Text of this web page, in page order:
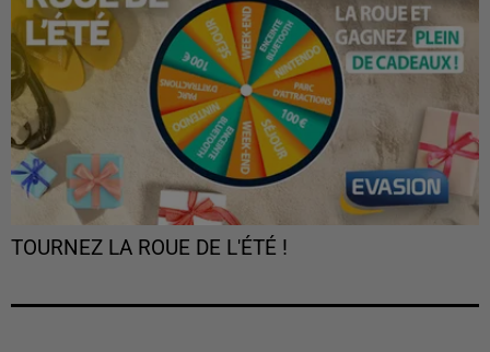
TOURNEZ LA ROUE DE L'ÉTÉ !